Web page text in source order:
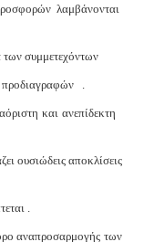
λαμβάνονται
συμμετεχόντων
προδιαγραφών
και ανεπίδεκτη
ουσιώδεις αποκλίσεις
.
αναπροσαρμογής των